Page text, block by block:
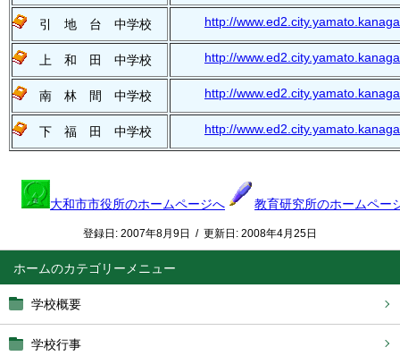
ホーム
学校概要
学校行事
引 地 台 中学校 http://
上 和 田 中学校 http://
南 林 間 中学校 http://
下 福 田 中学校 http://
大和市市役所のホームページへ 教育研究所のホームペー
登録日: 2007年8月9日 / 更新日: 2008年4月25日